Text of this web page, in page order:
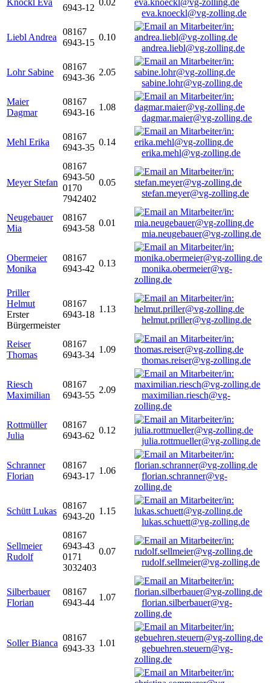
Knöckl Eva
6943-12
0.02
eva.knoeckl@vg-zolling.de
Liebl Andrea
08167
6943-15
0.10
andrea.liebl@vg-zolling.de
Lohr Sabine
08167
6943-36
2.05
sabine.lohr@vg-zolling.de
Maier
Dagmar
08167
6943-16
1.08
dagmar.maier@vg-zolling.de
Mehl Erika
08167
6943-35
0.14
erika.mehl@vg-zolling.de
Meyer Stefan
08167
6943-50
0170
7942402
0.05
stefan.meyer@vg-zolling.de
Neugebauer
Mia
08167
6943-58
0.01
mia.neugebauer@vg-zolling.de
Obermeier
Monika
08167
6943-42
0.13
monika.obermeier@vg-
zolling.de
Priller
Helmut
Erster
Bürgermeister
08167
6943-18
1.13
helmut.priller@vg-zolling.de
Reiser
Thomas
08167
6943-34
1.09
thomas.reiser@vg-zolling.de
Riesch
Maximilian
08167
6943-55
2.09
maximilian.riesch@vg-
zolling.de
Rottmüller
Julia
08167
6943-62
0.12
julia.rottmueller@vg-zolling.de
Schranner
Florian
08167
6943-17
1.06
florian.schranner@vg-
zolling.de
Schütt Lukas
08167
6943-20
1.15
lukas.schuett@vg-zolling.de
Sellmeier
Rudolf
08167
6943-43
0171
3032403
0.07
rudolf.sellmeier@vg-zolling.de
Silberbauer
Florian
08167
6943-44
1.07
florian.silberbauer@vg-
zolling.de
Soller Bianca
08167
6943-33
1.01
gebuehren.steuern@vg-
zolling.de